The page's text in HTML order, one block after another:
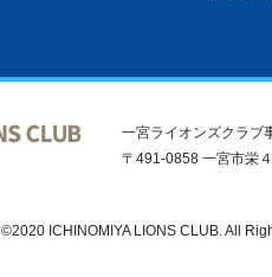
一宮ライオンズクラブ
〒491-0858 一宮市栄
©2020 ICHINOMIYA LIONS CLUB. All